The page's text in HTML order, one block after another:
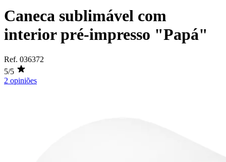
Caneca sublimável com
interior pré-impresso "Papá"
Ref. 036372
5/5
2 opiniões